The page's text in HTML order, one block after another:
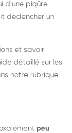
d'une piqûre
déclencher un
et savoir
détaillé sur les
notre rubrique
peu